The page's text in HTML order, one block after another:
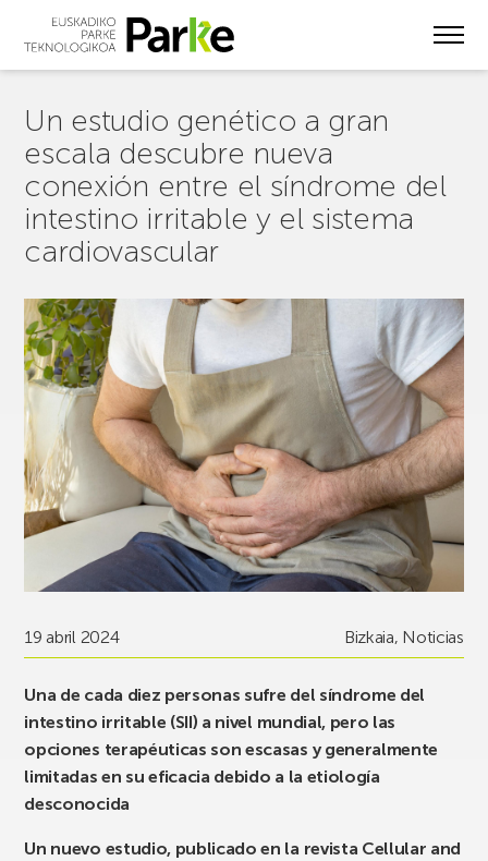
Un estudio genético a gran
escala descubre nueva
conexión entre el síndrome del
intestino irritable y el sistema
cardiovascular
19 abril 2024 Bizkaia, Noticias
Una de cada diez personas sufre del síndrome del
intestino irritable (SII) a nivel mundial, pero las
opciones terapéuticas son escasas y generalmente
limitadas en su eficacia debido a la etiología
desconocida
Un nuevo estudio, publicado en la revista Cellular and